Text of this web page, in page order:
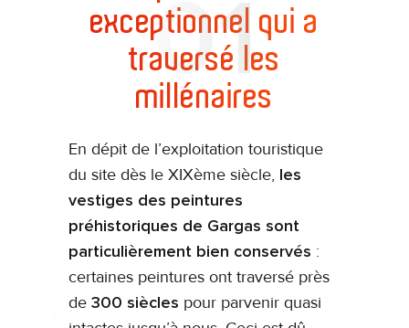
exceptionnel qui a
traversé les
millénaires
En dépit de l’exploitation touristique
du site dès le XIXème siècle, les
vestiges des peintures
préhistoriques de Gargas sont
particulièrement bien conservés :
certaines peintures ont traversé près
de300 siècles pour parvenir quasi